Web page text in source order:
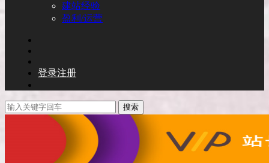
建站经验
盈利/运营
登录注册
搜索